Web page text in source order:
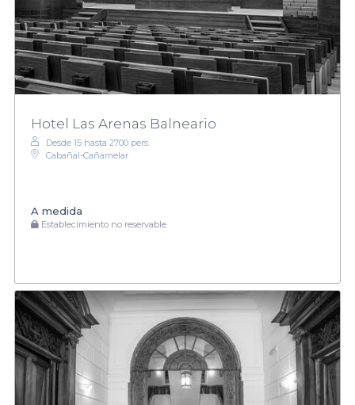
Hotel Las Arenas Balneario
Desde 15 hasta 2700 pers.
Cabañal-Cañamelar
A medida
Establecimiento no reservable